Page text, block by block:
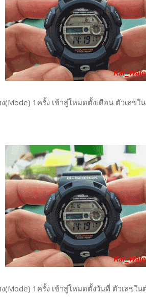
1ครั้ง เข้าสู่โหมดตั้งเดือน ตัวเลข
1ครั้ง เข้าสู่โหมดตั้งวันที่ ตัวเลขใ